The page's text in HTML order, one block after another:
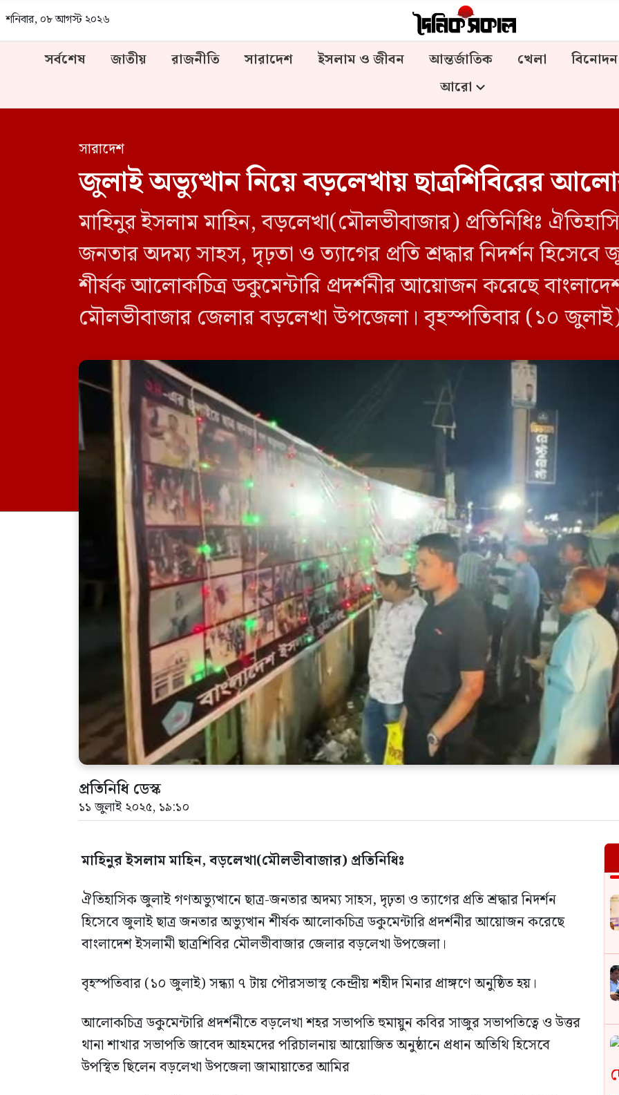
শনিবার, ০৮ আগস্ট ২০২৬
সর্বশেষ জাতীয় রাজনীতি সারাদেশ ইসলাম ও জীবন আন্তর্জাতিক খেলা বিনোদন
আরো
সারাদেশ
জুলাই অভ্যুত্থান নিয়ে বড়লেখায় ছাত্রশিবিরের
মাহিনুর ইসলাম মাহিন, বড়লেখা(মৌলভীবাজার) প্রতিনিধিঃ
জনতার অদম্য সাহস, দৃঢ়তা ও ত্যাগের প্রতি শ্রদ্ধার নিদর্শন হিসেবে
শীর্ষক আলোকচিত্র ডকুমেন্টারি প্রদর্শনীর আয়োজন করেছে
মৌলভীবাজার জেলার বড়লেখা উপজেলা। বৃহস্পতিবার (১০ জুলাই)
সভাপতি হুমায়ুন […]
প্রতিনিধি ডেস্ক
১১ জুলাই ২০২৫, ১৯:১০
মাহিনুর ইসলাম মাহিন, বড়লেখা(মৌলভীবাজার) প্রতিনিধিঃ
ঐতিহাসিক জুলাই গণঅভ্যুত্থানে ছাত্র-জনতার অদম্য সাহস, দৃঢ়তা ও ত্যাগের প্রতি শ্রদ্ধার নিদর্শন
হিসেবে জুলাই ছাত্র জনতার অভ্যুত্থান শীর্ষক আলোকচিত্র ডকুমেন্টারি প্রদর্শনীর আয়োজন করেছে
বাংলাদেশ ইসলামী ছাত্রশিবির মৌলভীবাজার জেলার বড়লেখা উপজেলা।
বৃহস্পতিবার (১০ জুলাই) সন্ধ্যা ৭ টায় পৌরসভাস্থ কেন্দ্রীয় শহীদ মিনার প্রাঙ্গণে অনুষ্ঠিত হয়।
আলোকচিত্র ডকুমেন্টারি প্রদর্শনীতে বড়লেখা শহর সভাপতি হুমায়ুন কবির সাজুর সভাপতিত্বে ও উত্তর
থানা শাখার সভাপতি জাবেদ আহমদের পরিচালনায় আয়োজিত অনুষ্ঠানে প্রধান অতিথি হিসেবে
উপস্থিত ছিলেন বড়লেখা উপজেলা জামায়াতের আমির